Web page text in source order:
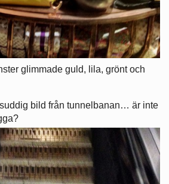
glimmade guld, lila, grönt och
bild från tunnelbanan… är inte